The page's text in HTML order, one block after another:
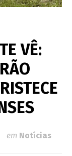
VÊ:
em Notícias